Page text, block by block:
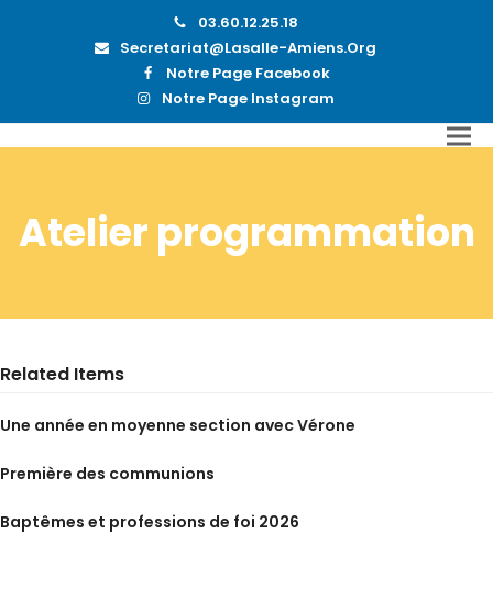
03.60.12.25.18
Secretariat@lasalle-Amiens.org
Notre Page Facebook
Notre Page Instagram
Atelier programmation
Related Items
Une année en moyenne section avec Vérone
Première des communions
Baptêmes et professions de foi 2026